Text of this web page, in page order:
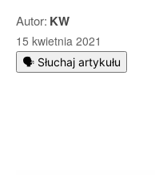
Autor: KW
15 kwietnia 2021
🗣️ Słuchaj artykułu